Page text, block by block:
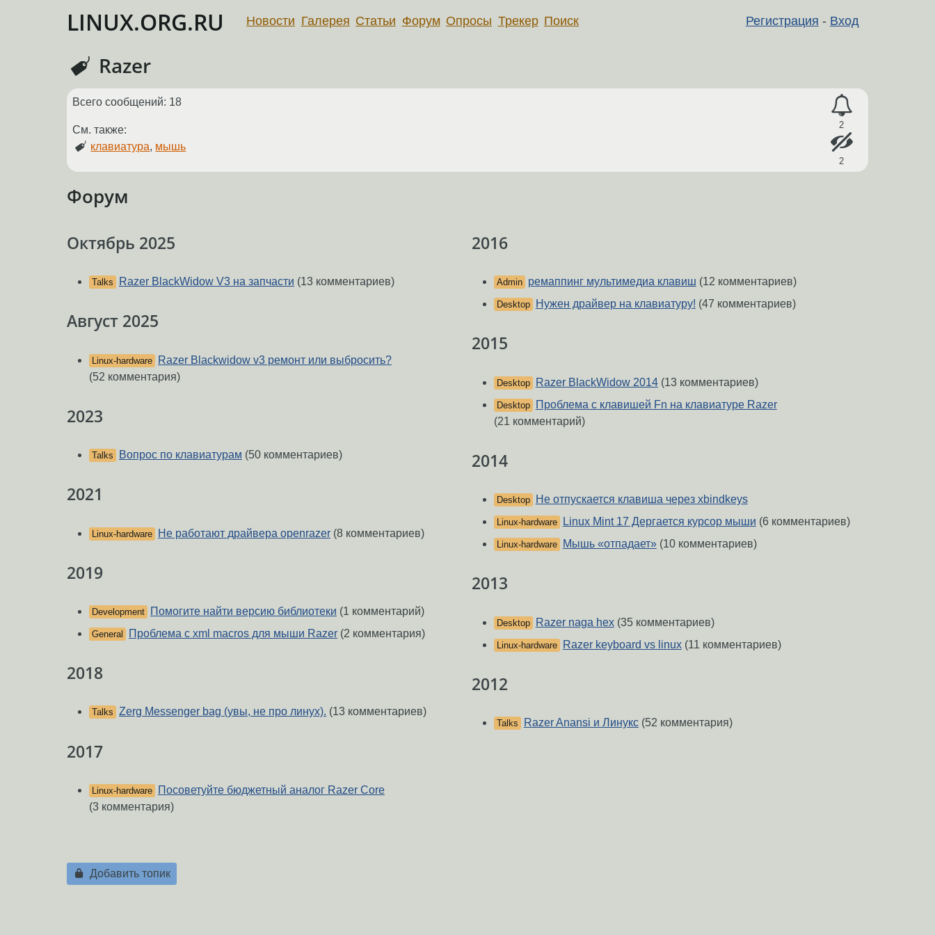
LINUX.ORG.RU Регистрация - Вход
Новости Галерея Статьи Форум Опросы Трекер Поиск
Razer
2
2
Всего сообщений: 18
См. также:
клавиатура, мышь
Форум
Октябрь 2025
Talks Razer BlackWidow V3 на запчасти (13 комментариев)
Август 2025
Linux-hardware
Razer Blackwidow v3 ремонт или выбросить?
(52 комментария)
2023
Talks Вопрос по клавиатурам (50 комментариев)
2021
Linux-hardware Не работают драйвера openrazer (8 комментариев)
2019
Development Помогите найти версию библиотеки (1 комментарий)
General Проблема с xml macros для мыши Razer (2 комментария)
2018
Talks Zerg Messenger bag (увы, не про линух). (13 комментариев)
2017
Linux-hardware
Посоветуйте бюджетный аналог Razer Core
(3 комментария)
2016
Admin ремаппинг мультимедиа клавиш (12 комментариев)
Desktop Нужен драйвер на клавиатуру! (47 комментариев)
2015
Desktop Razer BlackWidow 2014(13 комментариев)
Desktop
Проблема с клавишей Fn на клавиатуре Razer
(21 комментарий)
2014
Desktop Не отпускается клавиша через xbindkeys
Linux-hardware Linux Mint 17 Дергается курсор мыши (6 комментариев)
Linux-hardware Мышь «отпадает»(10 комментариев)
2013
Desktop Razer naga hex(35 комментариев)
Linux-hardware Razer keyboard vs linux(11 комментариев)
2012
Talks Razer Anansi и Линукс(52 комментария)
Добавить топик